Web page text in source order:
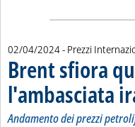
02/04/2024- Prezzi
Brent sfiora
l'ambasciata
Andamento dei prezzi